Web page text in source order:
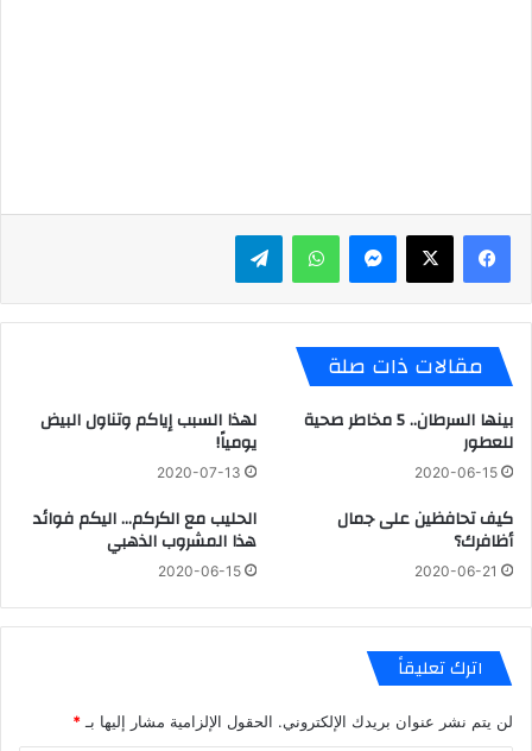
ماسنجر واتساب تيلقرام
مقالات ذات صلة
بينها السرطان.. 5 مخاطر صحية
للعطور
2020-06-15
لهذا السبب إياكم وتناول البيض
يومياً!
2020-07-13
كيف تحافظين على جمال
أظافرك؟
2020-06-21
الحليب مع الكركم… اليكم فوائد
هذا المشروب الذهبي
2020-06-15
اترك تعليقاً
لن يتم نشر عنوان بريدك الإلكتروني. الحقول الإلزامية مشار إليها بـ *